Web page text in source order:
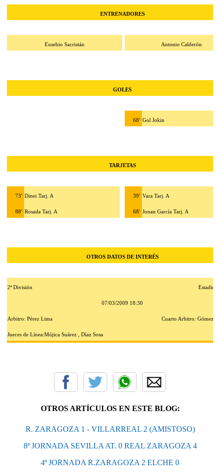
ENTRENADORES
Eusebio Sacristán Antonio Calderón
GOLES
68' Gol Jokin
TARJETAS
73' Dinei Tarj. A
88' Rosada Tarj. A
39' Vara Tarj. A
68' Jonan García Tarj. A
OTROS DATOS DE INTERÉS
2ª División Estadio:
07/03/2009 18:30
Arbitro: Pérez Lima Cuarto Arbitro: Gómez
Jueces de Línea:Mújica Suárez , Díaz Sosa
OTROS ARTÍCULOS EN ESTE BLOG:
R. ZARAGOZA 1 - VILLARREAL 2 (AMISTOSO)
8ª JORNADA SEVILLA AT. 0 REAL ZARAGOZA 4
4ª JORNADA R.ZARAGOZA 2 ELCHE 0